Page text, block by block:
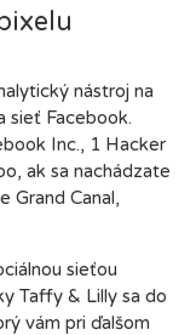
nástroj na
sieť Facebook.
Inc., 1 Hacker
ak sa nachádzate
Grand Canal,
sieťou
Taffy & Lilly sa do
vám pri ďalšom